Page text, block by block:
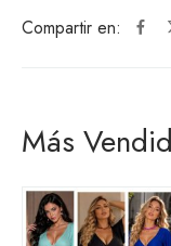
Compartir en:
Más